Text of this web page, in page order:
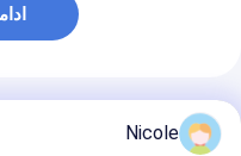
محصولات توصیه شده
Nicole